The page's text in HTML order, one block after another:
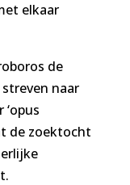
elkaar
de
naar
de zoektocht